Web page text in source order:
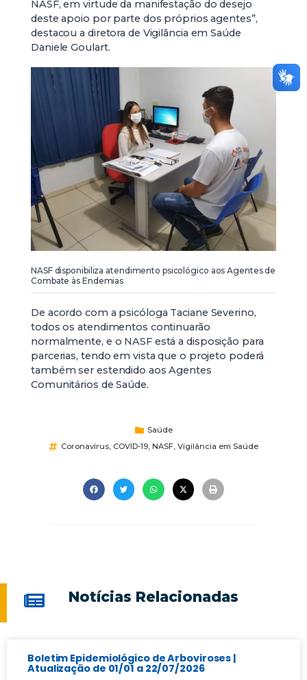
NASF, em virtude da manifestação do desejo
deste apoio por parte dos próprios agentes”,
destacou a diretora de Vigilância em Saúde
Daniele Goulart.
NASF disponibiliza atendimento psicológico aos Agentes de
Combate às Endemias
De acordo com a psicóloga Taciane Severino,
todos os atendimentos continuarão
normalmente, e o NASF está a disposição para
parcerias, tendo em vista que o projeto poderá
também ser estendido aos Agentes
Comunitários de Saúde.
Saúde
Coronavírus, COVID-19, NASF, Vigilância em Saúde
Notícias Relacionadas
Boletim Epidemiológico de Arboviroses |
Atualização de 01/01 a 22/07/2026